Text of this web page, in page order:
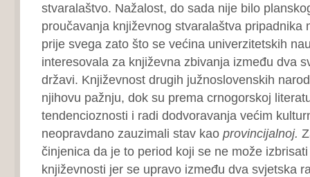
stvaralaštvo. Nažalost, do sada nije bilo
proučavanja književnog stvaralaštva pripadnika
prije svega zato što se većina univerzitetskih
interesovala za književna zbivanja između dva
državi. Književnost drugih južnoslovenskih
njihovu pažnju, dok su prema crnogorskoj
tendencioznosti i radi dodvoravanja većim
neopravdano zauzimali stav kao provincijalnoj.
činjenica da je to period koji se ne može
književnosti jer se upravo između dva svjetska